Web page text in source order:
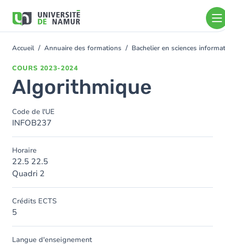
contenu
You
Accueil Annuaire des formations Bachelier en sciences
COURS 2023-2024
Algorithmique
Code de l'UE
INFOB237
Horaire
22.5 22.5
Quadri 2
Crédits ECTS
5
Langue d'enseignement